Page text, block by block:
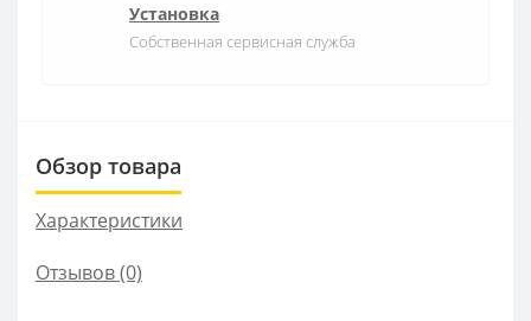
Установка
Собственная сервисная служба
Обзор товара
Характеристики
Отзывов (0)